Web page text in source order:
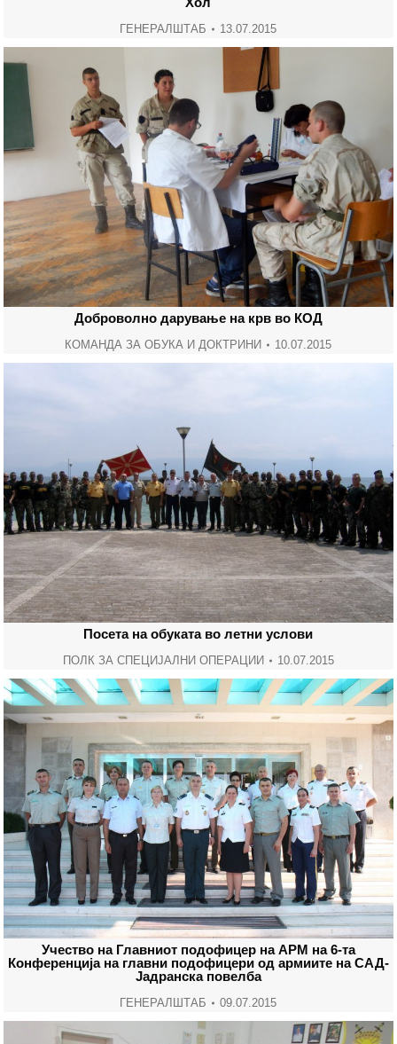
ГЕНЕРАЛШТАБ 13.07.2015
Доброволно дарување на крв во КОД
КОМАНДА ЗА ОБУКА И ДОКТРИНИ 10.07.2015
Посета на обуката во летни услови
ПОЛК ЗА СПЕЦИЈАЛНИ ОПЕРАЦИИ 10.07.2015
Учество на Главниот подофицер на АРМ на 6-та
Конференција на главни подофицери од армиите на САД-
Јадранска повелба
ГЕНЕРАЛШТАБ 09.07.2015